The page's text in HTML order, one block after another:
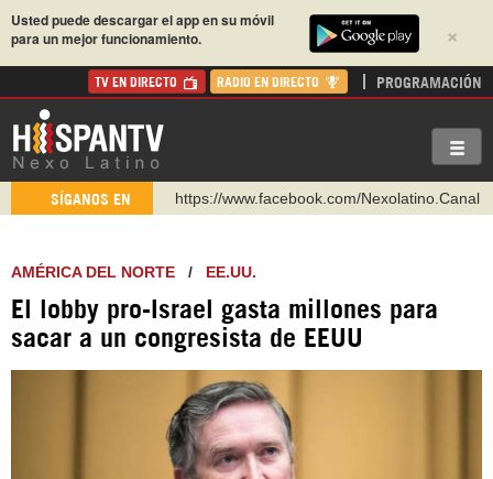
×
Usted puede descargar el app en su móvil
para un mejor funcionamiento.
TV EN DIRECTO RADIO EN DIRECTO PROGRAMACIÓN
SÍGANOS EN
https://www.facebook.com/Nexolatino.Canal
https://www.youtube.com/@nexo_latino
https://urmedium.com/c/hispantv
WhatsApp y Viber: +98 921 79 29 404
Instagram como: hispan_tv
AMÉRICA DEL NORTE / EE.UU.
El lobby pro-Israel gasta millones para
sacar a un congresista de EEUU